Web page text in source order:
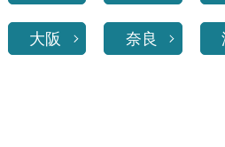
大阪 奈良